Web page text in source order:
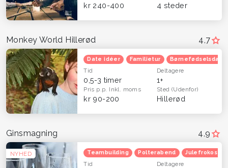
kr 240-400 4 steder
4,7
Monkey World Hillerød
Date idéer Familietur Børnefødselsdag
Tid
0,5-3 timer
Deltagere
1+
Pris p.p. Inkl. moms
kr 90-200
Sted(Udenfor)
Hillerød
4,9
NYHED
Ginsmagning
Teambuilding Polterabend Julefrokost
Tid Deltagere